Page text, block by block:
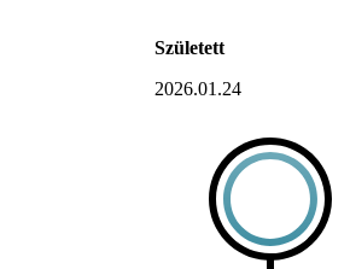
Született
2026.01.24